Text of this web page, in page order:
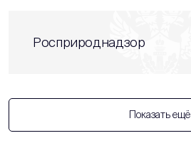
Росприроднадзор
Показать ещё